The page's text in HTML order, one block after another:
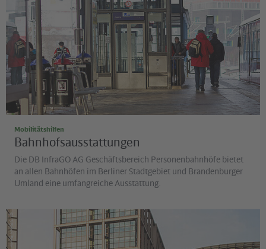
Mobilitätshilfen
Bahnhofsausstattungen
Die DB InfraGO AG Geschäftsbereich Personenbahnhöfe bietet
an allen Bahnhöfen im Berliner Stadtgebiet und Brandenburger
Umland eine umfangreiche Ausstattung.
©
S-Bahn Berlin